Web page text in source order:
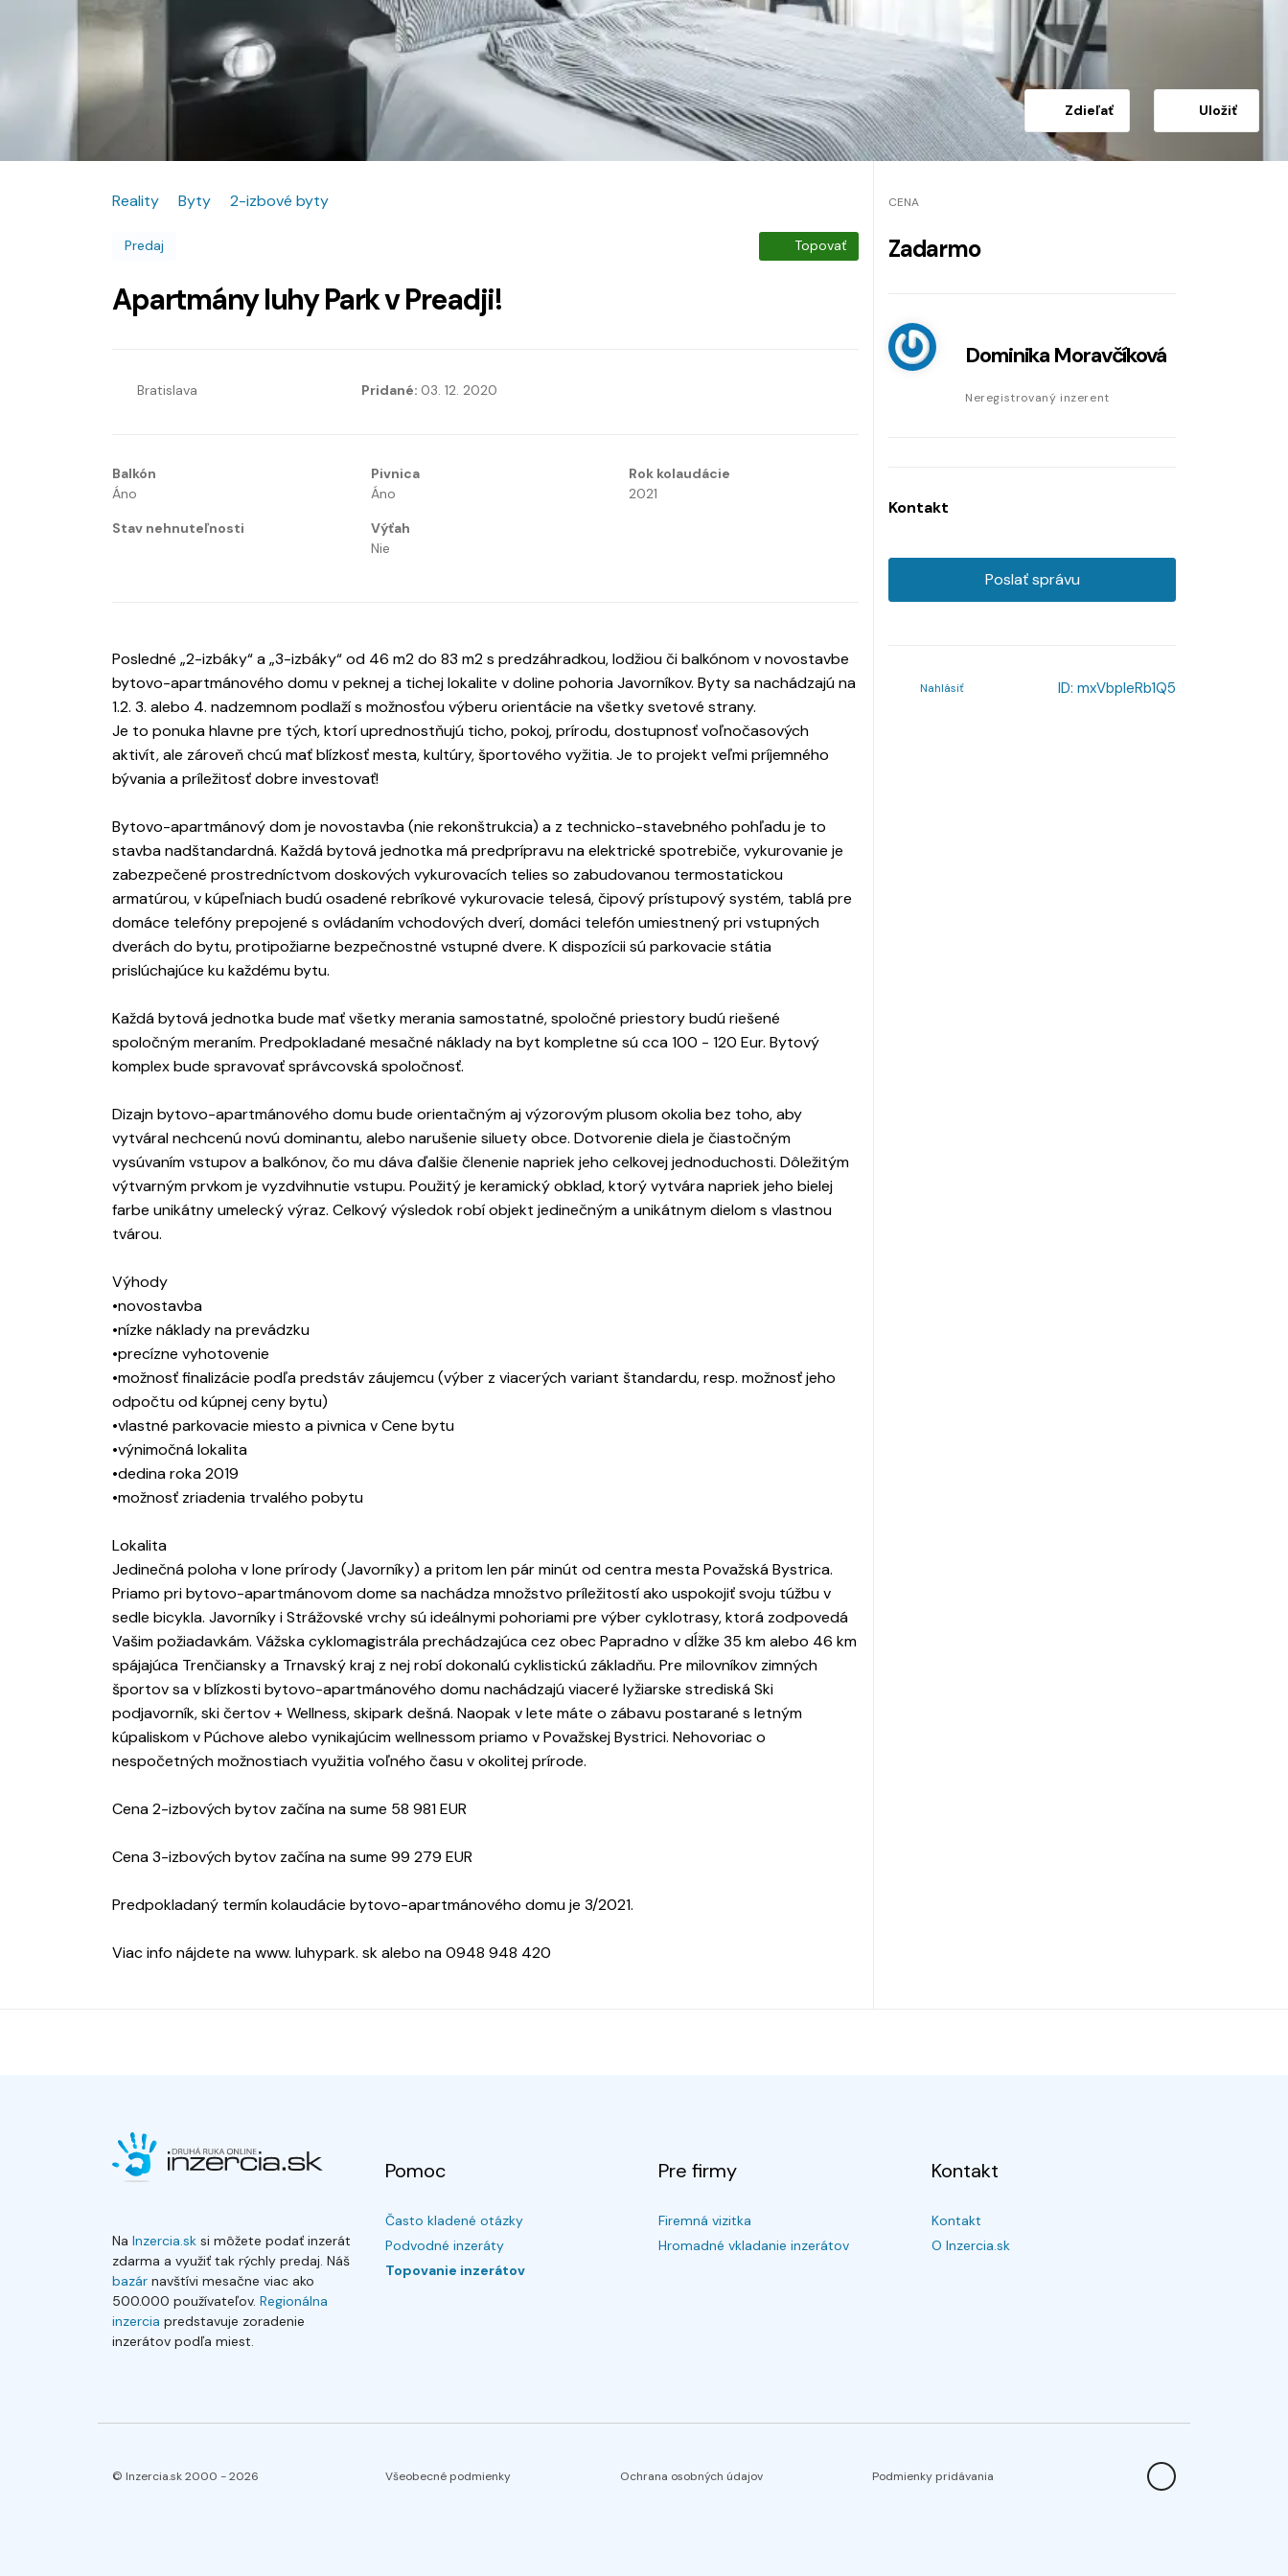
Zdieľať Uložiť
Reality Byty 2-izbové byty
Predaj Topovať
Apartmány luhy Park v Preadji!
Bratislava Pridané: 03. 12. 2020
Balkón
Áno
Pivnica
Áno
Rok kolaudácie
2021
Stav nehnuteľnosti
Výťah
Nie
Posledné „2-izbáky“ a „3-izbáky“ od 46 m2 do 83 m2 s predzáhradkou, lodžiou či balkónom v novostavbe
bytovo-apartmánového domu v peknej a tichej lokalite v doline pohoria Javorníkov. Byty sa nachádzajú na
1.2. 3. alebo 4. nadzemnom podlaží s možnosťou výberu orientácie na všetky svetové strany.
Je to ponuka hlavne pre tých, ktorí uprednostňujú ticho, pokoj, prírodu, dostupnosť voľnočasových
aktivít, ale zároveň chcú mať blízkosť mesta, kultúry, športového vyžitia. Je to projekt veľmi príjemného
bývania a príležitosť dobre investovať!
Bytovo-apartmánový dom je novostavba (nie rekonštrukcia) a z technicko-stavebného pohľadu je to
stavba nadštandardná. Každá bytová jednotka má predprípravu na elektrické spotrebiče, vykurovanie je
zabezpečené prostredníctvom doskových vykurovacích telies so zabudovanou termostatickou
armatúrou, v kúpeľniach budú osadené rebríkové vykurovacie telesá, čipový prístupový systém, tablá pre
domáce telefóny prepojené s ovládaním vchodových dverí, domáci telefón umiestnený pri vstupných
dverách do bytu, protipožiarne bezpečnostné vstupné dvere. K dispozícii sú parkovacie státia
prislúchajúce ku každému bytu.
Každá bytová jednotka bude mať všetky merania samostatné, spoločné priestory budú riešené
spoločným meraním. Predpokladané mesačné náklady na byt kompletne sú cca 100 - 120 Eur. Bytový
komplex bude spravovať správcovská spoločnosť.
Dizajn bytovo-apartmánového domu bude orientačným aj výzorovým plusom okolia bez toho, aby
vytváral nechcenú novú dominantu, alebo narušenie siluety obce. Dotvorenie diela je čiastočným
vysúvaním vstupov a balkónov, čo mu dáva ďalšie členenie napriek jeho celkovej jednoduchosti. Dôležitým
výtvarným prvkom je vyzdvihnutie vstupu. Použitý je keramický obklad, ktorý vytvára napriek jeho bielej
farbe unikátny umelecký výraz. Celkový výsledok robí objekt jedinečným a unikátnym dielom s vlastnou
tvárou.
Výhody
•novostavba
•nízke náklady na prevádzku
•precízne vyhotovenie
•možnosť finalizácie podľa predstáv záujemcu (výber z viacerých variant štandardu, resp. možnosť jeho
odpočtu od kúpnej ceny bytu)
•vlastné parkovacie miesto a pivnica v Cene bytu
•výnimočná lokalita
•dedina roka 2019
•možnosť zriadenia trvalého pobytu
Lokalita
Jedinečná poloha v lone prírody (Javorníky) a pritom len pár minút od centra mesta Považská Bystrica.
Priamo pri bytovo-apartmánovom dome sa nachádza množstvo príležitostí ako uspokojiť svoju túžbu v
sedle bicykla. Javorníky i Strážovské vrchy sú ideálnymi pohoriami pre výber cyklotrasy, ktorá zodpovedá
Vašim požiadavkám. Vážska cyklomagistrála prechádzajúca cez obec Papradno v dĺžke 35 km alebo 46 km
spájajúca Trenčiansky a Trnavský kraj z nej robí dokonalú cyklistickú základňu. Pre milovníkov zimných
športov sa v blízkosti bytovo-apartmánového domu nachádzajú viaceré lyžiarske strediská Ski
podjavorník, ski čertov + Wellness, skipark dešná. Naopak v lete máte o zábavu postarané s letným
kúpaliskom v Púchove alebo vynikajúcim wellnessom priamo v Považskej Bystrici. Nehovoriac o
nespočetných možnostiach využitia voľného času v okolitej prírode.
Cena 2-izbových bytov začína na sume 58 981 EUR
Cena 3-izbových bytov začína na sume 99 279 EUR
Predpokladaný termín kolaudácie bytovo-apartmánového domu je 3/2021.
Viac info nájdete na www. luhypark. sk alebo na 0948 948 420
CENA
Zadarmo
Dominika Moravčíková
Neregistrovaný inzerent
Kontakt
Poslať správu
Nahlásiť ID: mxVbpleRb1Q5
Na Inzercia.sk si môžete podať inzerát
zdarma a využiť tak rýchly predaj. Náš
bazár navštívi mesačne viac ako
500.000 používateľov. Regionálna
inzercia predstavuje zoradenie
inzerátov podľa miest.
Pomoc
Často kladené otázky
Podvodné inzeráty
Topovanie inzerátov
Pre firmy
Firemná vizitka
Hromadné vkladanie inzerátov
Kontakt
Kontakt
O Inzercia.sk
© Inzercia.sk 2000 -2026 Všeobecné podmienky Ochrana osobných údajov Podmienky pridávania